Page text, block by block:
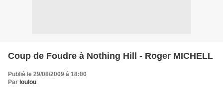
Coup de Foudre à Nothing Hill - Roger MICHELL
Publié le 29/08/2009 à 18:00
Par loulou